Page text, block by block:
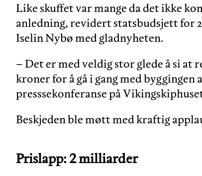
Like skuffet var mange da det ikke
anledning, revidert statsbudsjett for
Iselin Nybø med gladnyheten.
– Det er med veldig stor glede å si
kroner for å gå i gang med
presssekonferanse på
Beskjeden ble møtt med kraftig
Prislapp: 2 milliarder